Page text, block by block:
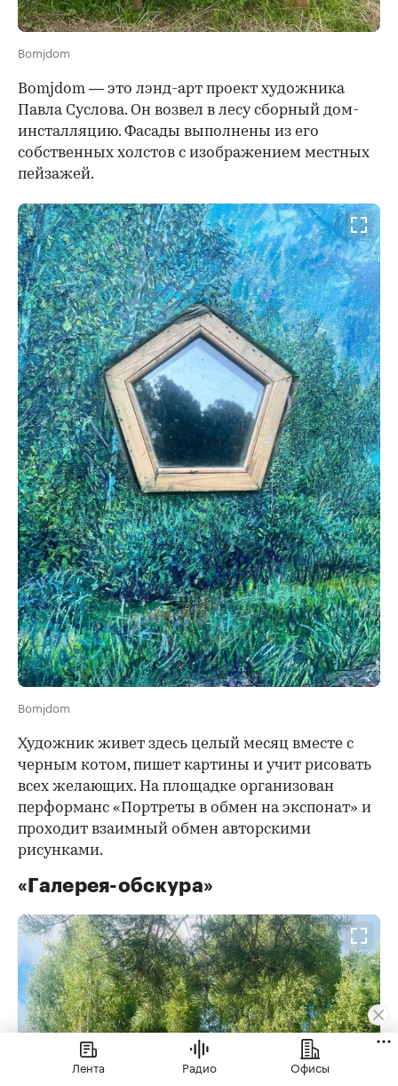
Bomjdom
Bomjdom — это лэнд-арт проект художника
Павла Суслова. Он возвел в лесу сборный дом-
инсталляцию. Фасады выполнены из его
собственных холстов с изображением местных
пейзажей.
Bomjdom
Художник живет здесь целый месяц вместе с
черным котом, пишет картины и учит рисовать
всех желающих. На площадке организован
перформанс «Портреты в обмен на экспонат» и
проходит взаимный обмен авторскими
рисунками.
«Галерея-обскура»
Лента Радио Офисы